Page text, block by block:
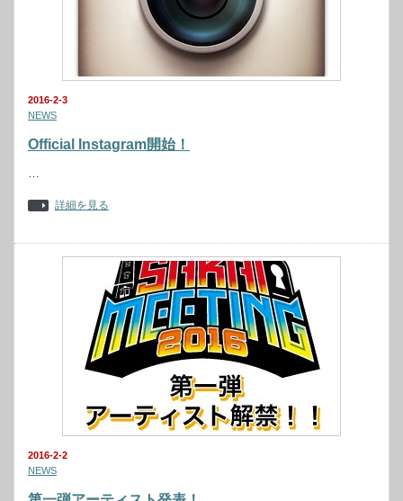
2016-2-3
NEWS
Official Instagram開始！
…
詳細を見る
2016-2-2
NEWS